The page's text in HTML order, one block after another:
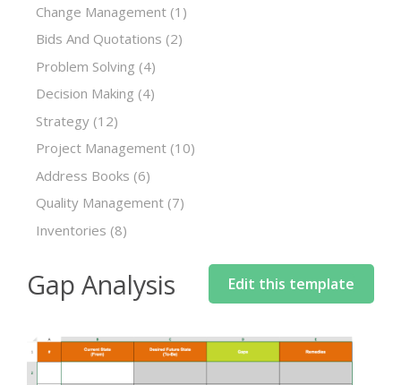
Change Management (1)
Bids And Quotations (2)
Problem Solving (4)
Decision Making (4)
Strategy (12)
Project Management (10)
Address Books (6)
Quality Management (7)
Inventories (8)
Gap Analysis Edit this template